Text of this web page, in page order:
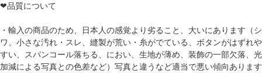
❤品質について
・輸入の商品のため、日本人の感覚より劣ること、大いにあります（シ
ワ、小さな汚れ・スレ、縫製が荒い・糸がでている、ボタンがはずれや
すい、スパンコール落ちる、におい、生地が薄め、装飾の一部欠落、光
加減による写真との色差など）写真と違うなど適当で悪い傾向あります